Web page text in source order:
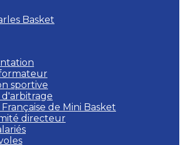
sportive
d'arbitrage
de Mini Basket
directeur